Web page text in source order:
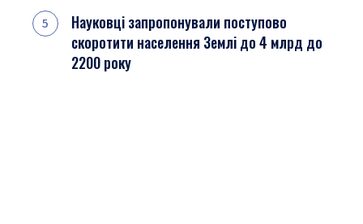
Науковці запропонували поступово
скоротити населення Землі до 4 млрд до
2200 року